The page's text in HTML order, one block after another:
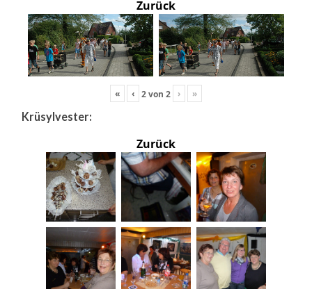
Zurück
« ‹ 2von 2 › »
Krüsylvester:
Zurück